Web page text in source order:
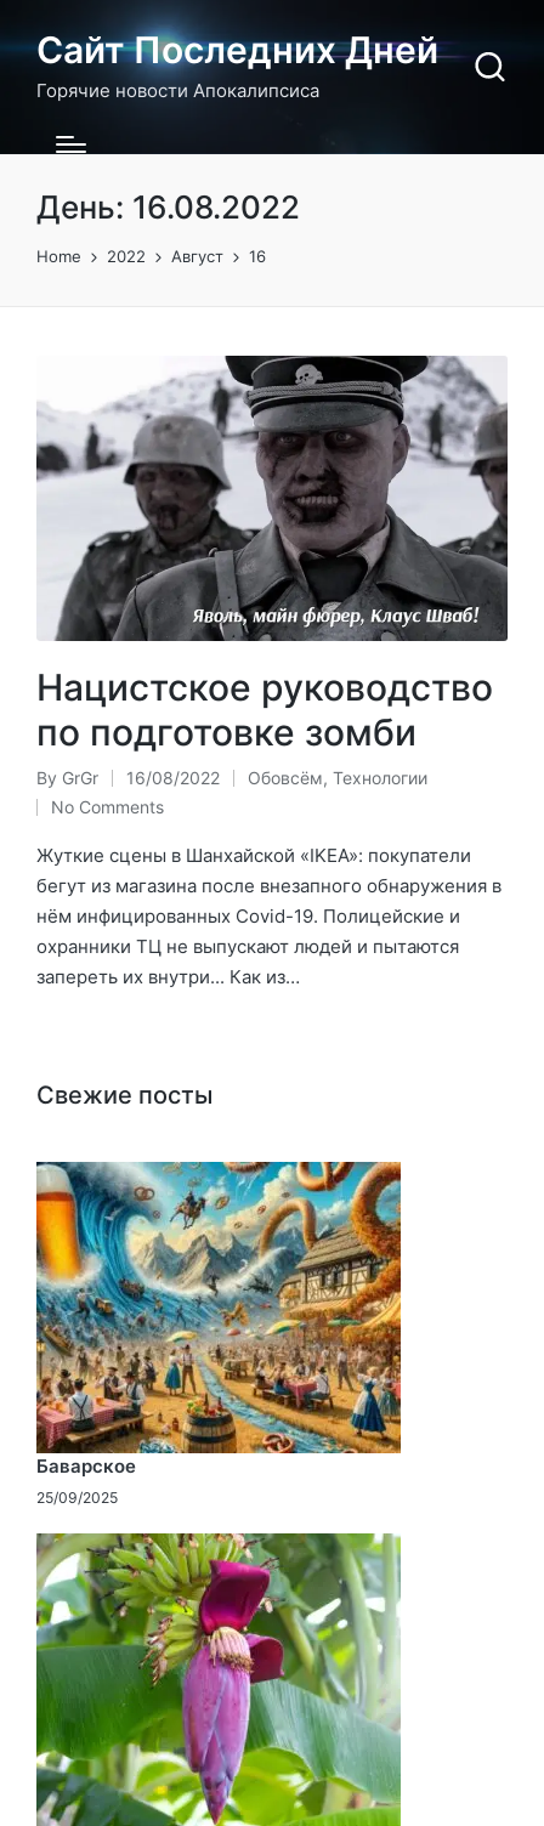
Сайт Последних Дней
Горячие новости Апокалипсиса
День: 16.08.2022
Home 2022 Август 16
Нацистское руководство
по подготовке зомби
Posted
by
By GrGr 16/08/2022
Posted
Обовсём, Технологии
No Comments
Жуткие сцены в Шанхайской «IKEA»: покупатели
бегут из магазина после внезапного обнаружения в
нём инфицированных Covid-19. Полицейские и
охранники ТЦ не выпускают людей и пытаются
запереть их внутри... Как из…
Свежие посты
Баварское
25/09/2025